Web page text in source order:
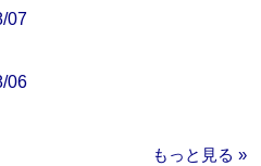
07
06
もっと見る »